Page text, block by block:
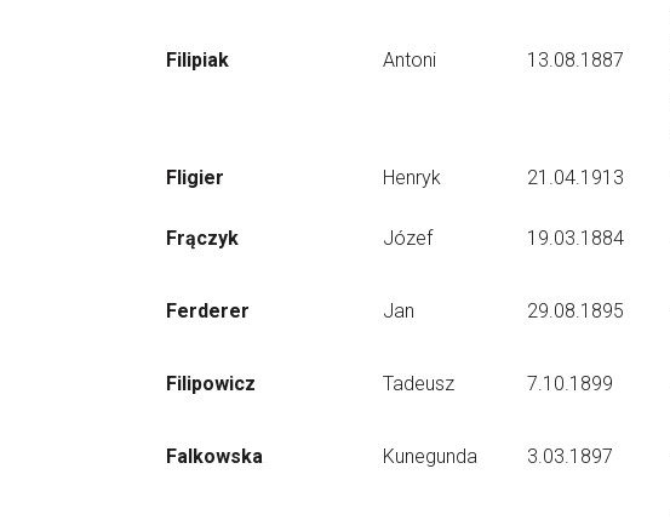
Filipiak Antoni 13.08.1887
Fligier Henryk 21.04.1913
Frączyk Józef 19.03.1884
Ferderer Jan 29.08.1895
Filipowicz Tadeusz 7.10.1899
Falkowska Kunegunda 3.03.1897